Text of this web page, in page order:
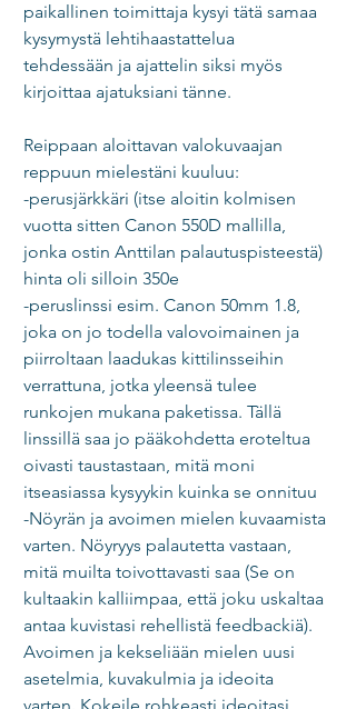
paikallinen toimittaja kysyi tätä samaa
kysymystä lehtihaastattelua
tehdessään ja ajattelin siksi myös
kirjoittaa ajatuksiani tänne.
Reippaan aloittavan valokuvaajan
reppuun mielestäni kuuluu:
-perusjärkkäri (itse aloitin kolmisen
vuotta sitten Canon 550D mallilla,
jonka ostin Anttilan palautuspisteestä)
hinta oli silloin 350e
-peruslinssi esim. Canon 50mm 1.8,
joka on jo todella valovoimainen ja
piirroltaan laadukas kittilinsseihin
verrattuna, jotka yleensä tulee
runkojen mukana paketissa. Tällä
linssillä saa jo pääkohdetta eroteltua
oivasti taustastaan, mitä moni
itseasiassa kysyykin kuinka se onnituu
-Nöyrän ja avoimen mielen kuvaamista
varten. Nöyryys palautetta vastaan,
mitä muilta toivottavasti saa (Se on
kultaakin kalliimpaa, että joku uskaltaa
antaa kuvistasi rehellistä feedbackiä).
Avoimen ja kekseliään mielen uusi
asetelmia, kuvakulmia ja ideoita